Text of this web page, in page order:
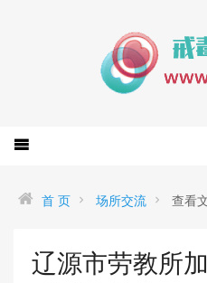
首 页 场所交流 查看
辽源市劳教所